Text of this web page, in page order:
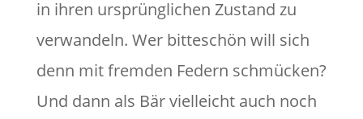
in ihren ursprünglichen Zustand zu
verwandeln. Wer bitteschön will sich
denn mit fremden Federn schmücken?
Und dann als Bär vielleicht auch noch